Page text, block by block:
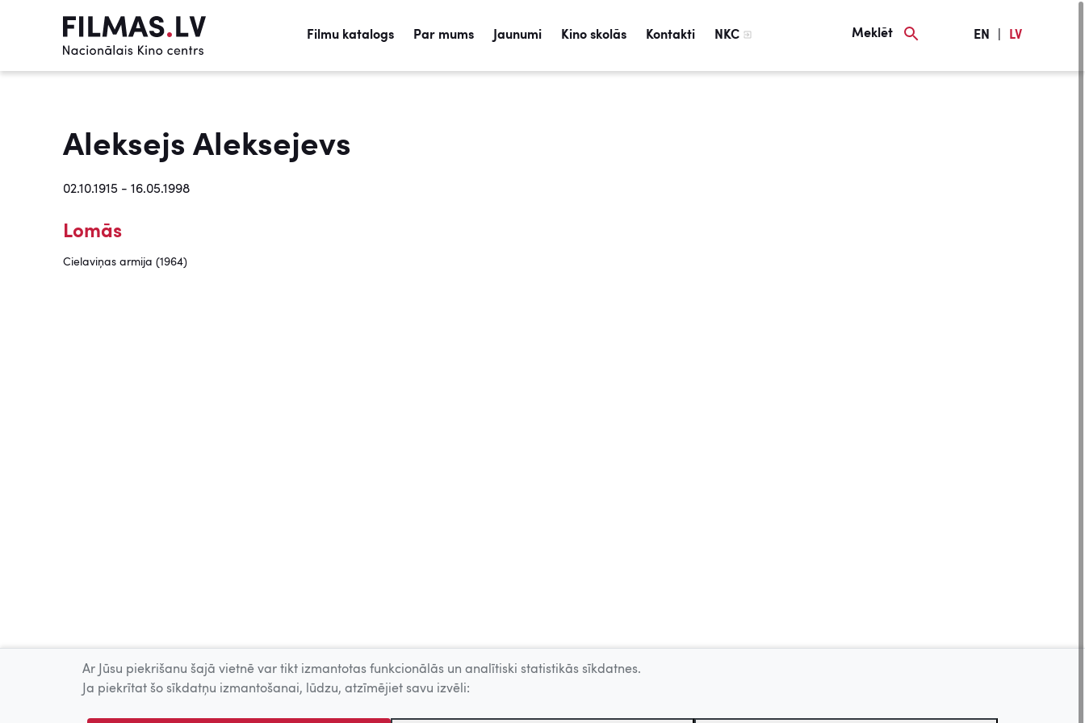
Filmu katalogs Par mums Jaunumi Kino skolās Kontakti NKC Meklēt EN LV
Aleksejs Aleksejevs
02.10.1915 - 16.05.1998
Lomās
Cielaviņas armija (1964)
Ar Jūsu piekrišanu šajā vietnē var tikt izmantotas funkcionālās un analītiski statistikās sīkdatnes.
Ja piekrītat šo sīkdatņu izmantošanai, lūdzu, atzīmējiet savu izvēli: